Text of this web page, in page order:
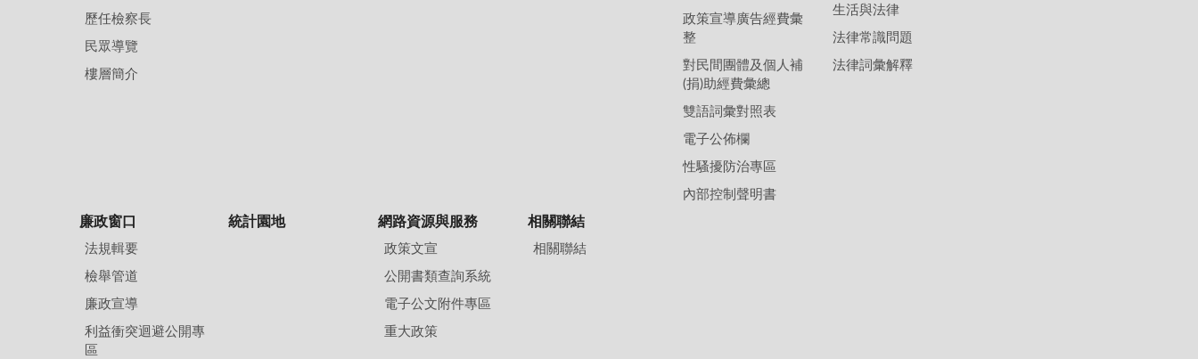
歷任檢察長
民眾導覽
樓層簡介
政策宣導廣告經費彙
整
對民間團體及個人補
(捐)助經費彙總
雙語詞彙對照表
電子公佈欄
性騷擾防治專區
內部控制聲明書
生活與法律
法律常識問題
法律詞彙解釋
廉政窗口
法規輯要
檢舉管道
廉政宣導
利益衝突迴避公開專
區
統計園地 網路資源與服務
政策文宣
公開書類查詢系統
電子公文附件專區
重大政策
相關聯結
相關聯結